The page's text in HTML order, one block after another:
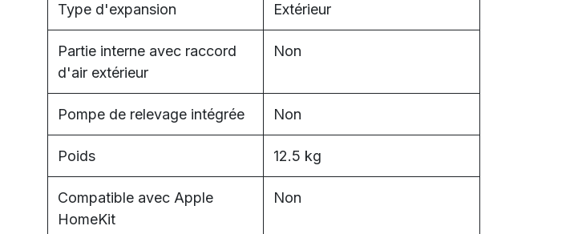
Type d'expansion Extérieur
Partie interne avec raccord
d'air extérieur
Non
Pompe de relevage intégrée Non
Poids 12.5 kg
Compatible avec Apple
HomeKit
Non